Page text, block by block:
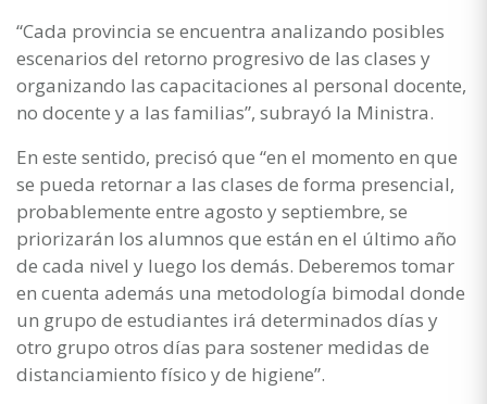
“Cada provincia se encuentra analizando posibles
escenarios del retorno progresivo de las clases y
organizando las capacitaciones al personal docente,
no docente y a las familias”, subrayó la Ministra.
En este sentido, precisó que “en el momento en que
se pueda retornar a las clases de forma presencial,
probablemente entre agosto y septiembre, se
priorizarán los alumnos que están en el último año
de cada nivel y luego los demás. Deberemos tomar
en cuenta además una metodología bimodal donde
un grupo de estudiantes irá determinados días y
otro grupo otros días para sostener medidas de
distanciamiento físico y de higiene”.